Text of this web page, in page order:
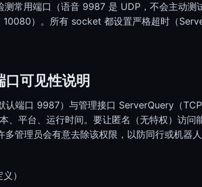
常用端口（语音 9987 是 UDP，不会主动
）。所有 socket 都设置严格超时（
可见性说明
端口 9987）与管理接口 ServerQuery（
、平台、运行时间。要让匿名（无特权）访问
多管理员会有意去除该权限，以防同行或机器
）